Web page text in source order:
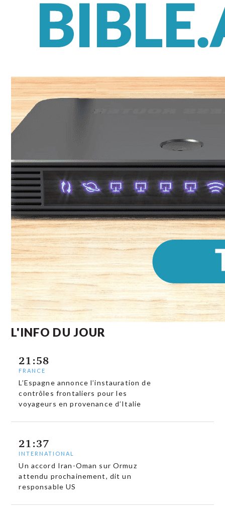
L'INFO DU JOUR
21:58
FRANCE
L’Espagne annonce l’instauration de
contrôles frontaliers pour les
voyageurs en provenance d’Italie
21:37
INTERNATIONAL
Un accord Iran-Oman sur Ormuz
attendu prochainement, dit un
responsable US